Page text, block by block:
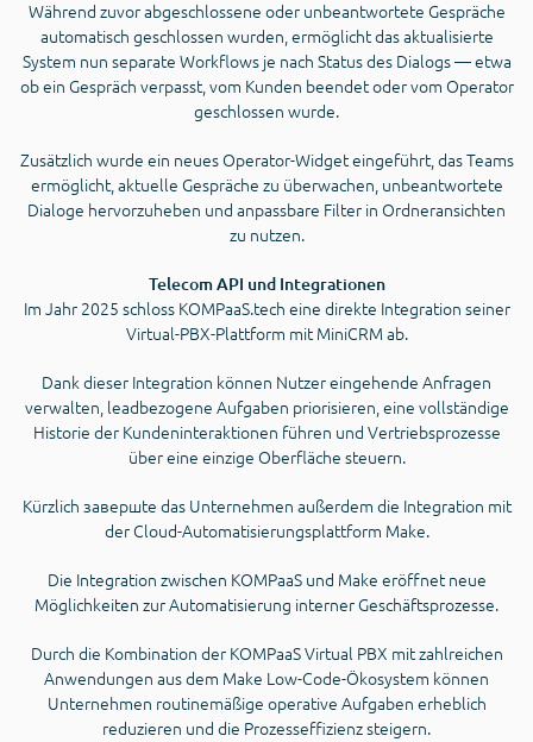
Während zuvor abgeschlossene oder unbeantwortete Gespräche
automatisch geschlossen wurden, ermöglicht das aktualisierte
System nun separate Workflows je nach Status des Dialogs — etwa
ob ein Gespräch verpasst, vom Kunden beendet oder vom Operator
geschlossen wurde.
Zusätzlich wurde ein neues Operator-Widget eingeführt, das Teams
ermöglicht, aktuelle Gespräche zu überwachen, unbeantwortete
Dialoge hervorzuheben und anpassbare Filter in Ordneransichten
zu nutzen.
Telecom API und Integrationen
Im Jahr 2025 schloss KOMPaaS.tech eine direkte Integration seiner
Virtual-PBX-Plattform mit MiniCRM ab.
Dank dieser Integration können Nutzer eingehende Anfragen
verwalten, leadbezogene Aufgaben priorisieren, eine vollständige
Historie der Kundeninteraktionen führen und Vertriebsprozesse
über eine einzige Oberfläche steuern.
Kürzlich завершte das Unternehmen außerdem die Integration mit
der Cloud-Automatisierungsplattform Make.
Die Integration zwischen KOMPaaS und Make eröffnet neue
Möglichkeiten zur Automatisierung interner Geschäftsprozesse.
Durch die Kombination der KOMPaaS Virtual PBX mit zahlreichen
Anwendungen aus dem Make Low-Code-Ökosystem können
Unternehmen routinemäßige operative Aufgaben erheblich
reduzieren und die Prozesseffizienz steigern.